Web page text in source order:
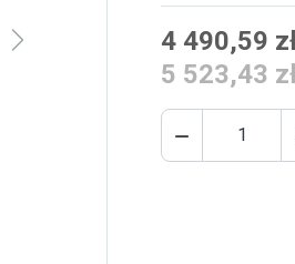
Next
4 490,59
5 523,43
